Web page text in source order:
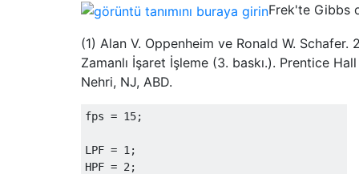
Frek'te Gibbs
(1) Alan V. Oppenheim ve Ronald W. Schafer.
Zamanlı İşaret İşleme (3. baskı.). Prentice
Nehri, NJ, ABD.
fps = 15;
LPF = 1;
HPF = 2;